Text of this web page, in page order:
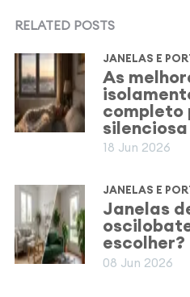
RELATED POSTS
JANELAS E
As
completo
silenciosa
18 Jun 2026
JANELAS E
Janelas
escolher?
08 Jun 2026